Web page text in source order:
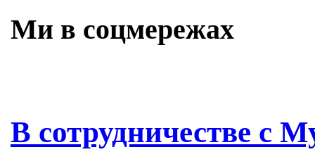
Ми в соцмережах
Skip
content
В сотрудничестве с